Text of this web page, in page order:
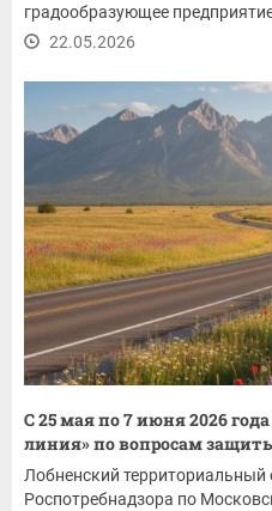
градообразующее
22.05.2026
С 25 мая по 7 июня 2026
линия» по вопросам
Лобненский территориальный
Роспотребнадзора по